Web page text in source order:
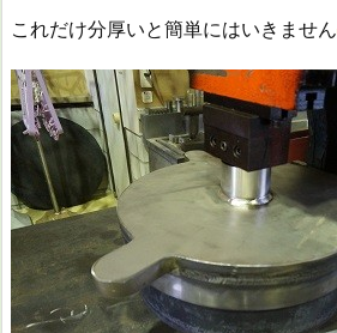
これだけ分厚いと簡単にはいきません